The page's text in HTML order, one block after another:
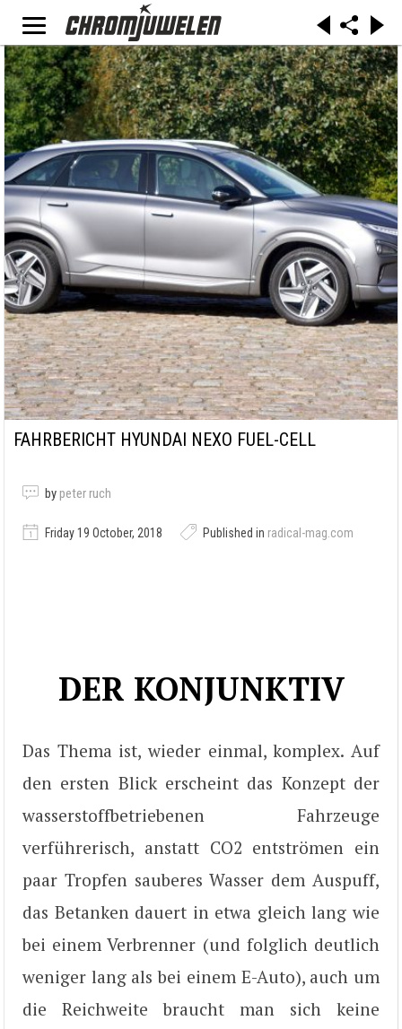
FAHRBERICHT HYUNDAI NEXO FUEL-CELL
by peter ruch
Friday 19 October, 2018 Published in radical-mag.com
DER KONJUNKTIV
Das Thema ist, wieder einmal, komplex. Auf
den ersten Blick erscheint das Konzept der
wasserstoffbetriebenen Fahrzeuge
verführerisch, anstatt CO2 entströmen ein
paar Tropfen sauberes Wasser dem Auspuff,
das Betanken dauert in etwa gleich lang wie
bei einem Verbrenner (und folglich deutlich
weniger lang als bei einem E-Auto), auch um
die Reichweite braucht man sich keine